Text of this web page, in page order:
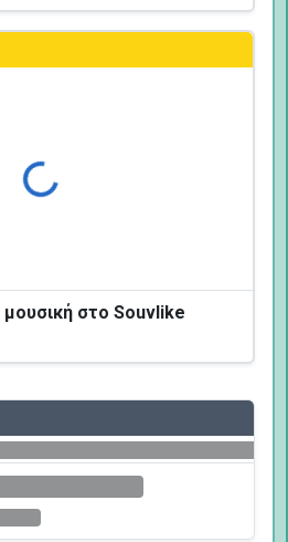
Φόρτωση...
στο Souvlike